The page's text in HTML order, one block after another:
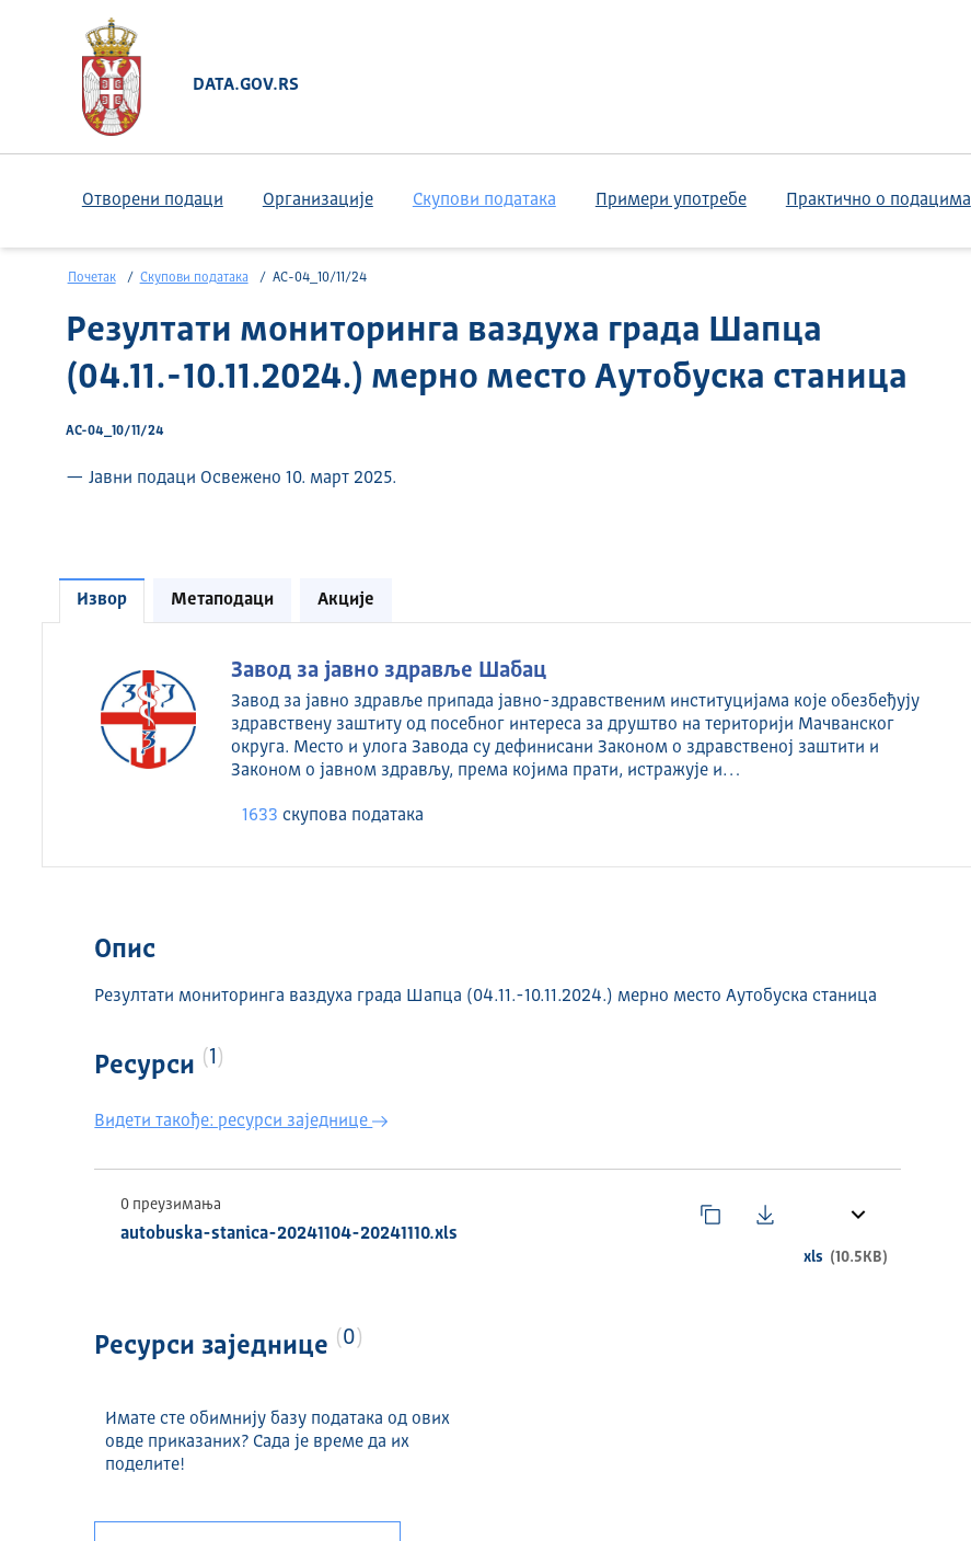
DATA.GOV.RS
Отворени подаци Организације Скупови података Примери употребе Практично о подацима
Почетак Скупови података АС-04_10/11/24
Резултати мониторинга ваздуха града Шапца
(04.11.-10.11.2024.) мерно место Аутобуска станица
АС-04_10/11/24
— Јавни подаци Освежено 10. март 2025.
Извор Метаподаци Акције
Завод за јавно здравље Шабац
Завод за јавно здравље припада јавно-здравственим институцијама које обезбеђују
здравствену заштиту од посебног интереса за друштво на територији Мачванског
округа. Место и улога Завода су дефинисани Законом о здравственој заштити и
Законом о јавном здрављу, према којима прати, истражује и…
1633 скуповa података
Опис
Резултати мониторинга ваздуха града Шапца (04.11.-10.11.2024.) мерно место Аутобуска станица
Ресурси 1
Видети такође: ресурси заједнице
0 преузимања
autobuska-stanica-20241104-20241110.xls
xls (10.5KB)
Ресурси заједнице 0
Имате сте обимнију базу података од ових
овде приказаних? Сада је време да их
поделите!